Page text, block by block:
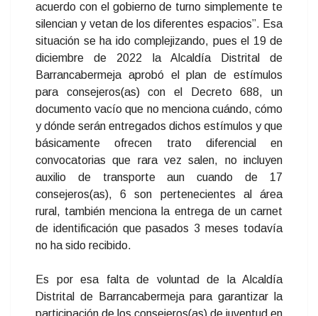
acuerdo con el gobierno de turno simplemente te
silencian y vetan de los diferentes espacios”. Esa
situación se ha ido complejizando, pues el 19 de
diciembre de 2022 la Alcaldía Distrital de
Barrancabermeja aprobó el plan de estímulos
para consejeros(as) con el Decreto 688, un
documento vacío que no menciona cuándo, cómo
y dónde serán entregados dichos estímulos y que
básicamente ofrecen trato diferencial en
convocatorias que rara vez salen, no incluyen
auxilio de transporte aun cuando de 17
consejeros(as), 6 son pertenecientes al área
rural, también menciona la entrega de un carnet
de identificación que pasados 3 meses todavía
no ha sido recibido.
Es por esa falta de voluntad de la Alcaldía
Distrital de Barrancabermeja para garantizar la
participación de los consejeros(as) de juventud en